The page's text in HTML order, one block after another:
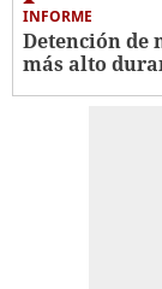
INFORME
Detención de
más alto